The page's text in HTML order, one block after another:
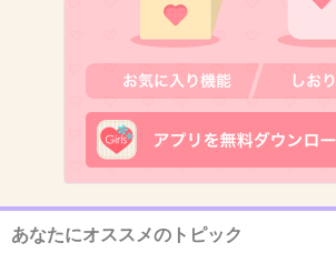
2020/01/21(火) 23:17:18
敏感肌用のスキンケアが合わな
キュレルは論外…あれが敏感肌
の謎
あなたにオススメのトピック